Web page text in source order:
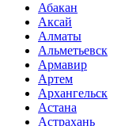
Абакан
Аксай
Алматы
Альметьевск
Армавир
Артем
Архангельск
Астана
Астрахань